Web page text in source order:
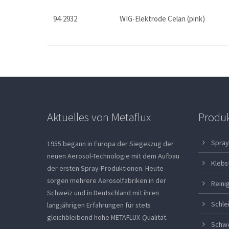
94-2932 WIG-Elektrode Celan (pink)
Aktuelles von Metaflux
1955 begann in Europa der Siegeszug der
neuen Aerosol-Technologie mit dem Aufbau
der ersten Spray-Produktionen. Heute
sorgen mehrere Aerosolfabriken in der
Schweiz und in Deutschland mit ihren
langjährigen Erfahrungen für stets
gleichbleibend hohe METAFLUX-Qualität.